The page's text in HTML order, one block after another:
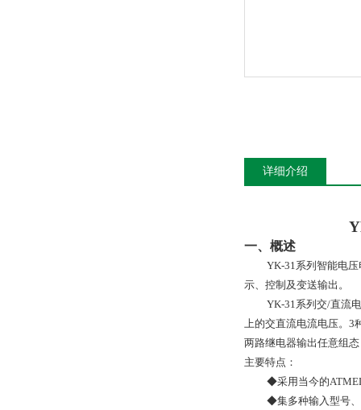
详细介绍
一、概述
YK-31系列智能电
示、控制及变送输出。
YK-31系列交/直流
上的交直流电流电压。3
两路继电器输出任意组
主要特点：
◆采用当今的
◆集多种输入型号